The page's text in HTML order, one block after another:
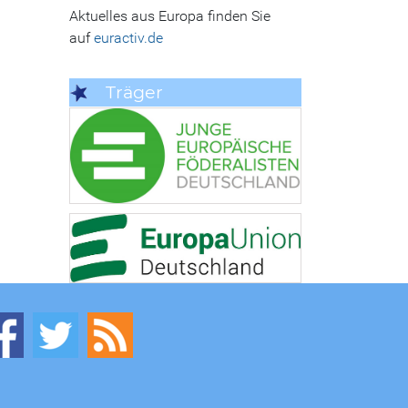
Aktuelles aus Europa finden Sie
aufeuractiv.de
Träger